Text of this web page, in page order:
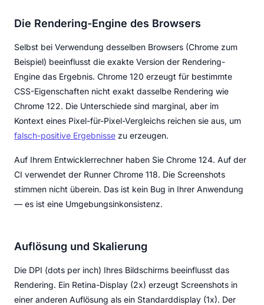
Die Rendering-Engine des Browsers
Selbst bei Verwendung desselben Browsers (Chrome zum
Beispiel) beeinflusst die exakte Version der Rendering-
Engine das Ergebnis. Chrome 120 erzeugt für bestimmte
CSS-Eigenschaften nicht exakt dasselbe Rendering wie
Chrome 122. Die Unterschiede sind marginal, aber im
Kontext eines Pixel-für-Pixel-Vergleichs reichen sie aus, um
falsch-positive Ergebnisse zu erzeugen.
Auf Ihrem Entwicklerrechner haben Sie Chrome 124. Auf der
CI verwendet der Runner Chrome 118. Die Screenshots
stimmen nicht überein. Das ist kein Bug in Ihrer Anwendung
— es ist eine Umgebungsinkonsistenz.
Auflösung und Skalierung
Die DPI (dots per inch) Ihres Bildschirms beeinflusst das
Rendering. Ein Retina-Display (2x) erzeugt Screenshots in
einer anderen Auflösung als ein Standarddisplay (1x). Der